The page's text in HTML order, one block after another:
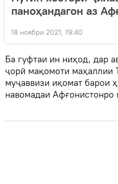
паноҳандагон аз
18 ноябри 2021, 19:40
Ба гуфтаи ин ниҳод, дар
ҷорӣ мақомоти маҳаллии
муҷаввизи иқомат барои
навомадаи Афғонистонро